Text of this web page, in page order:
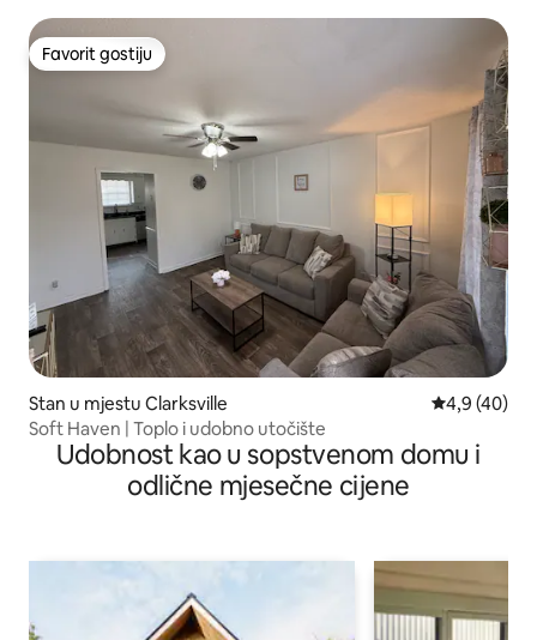
Favorit gostiju
Favorit gostiju
Stan u mjestu Clarksville prosječna
4,9 (40)
Soft Haven | Toplo i udobno utočište
Udobnost kao u sopstvenom domu i
odlične mjesečne cijene